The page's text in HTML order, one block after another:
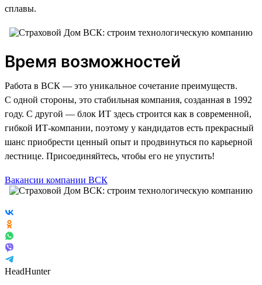
сплавы.
Время возможностей
Работа в ВСК — это уникальное сочетание преимуществ.
С одной стороны, это стабильная компания, созданная в 1992
году. С другой — блок ИТ здесь строится как в современной,
гибкой ИТ-компании, поэтому у кандидатов есть прекрасный
шанс приобрести ценный опыт и продвинуться по карьерной
лестнице. Присоединяйтесь, чтобы его не упустить!
Вакансии компании ВСК
HeadHunter